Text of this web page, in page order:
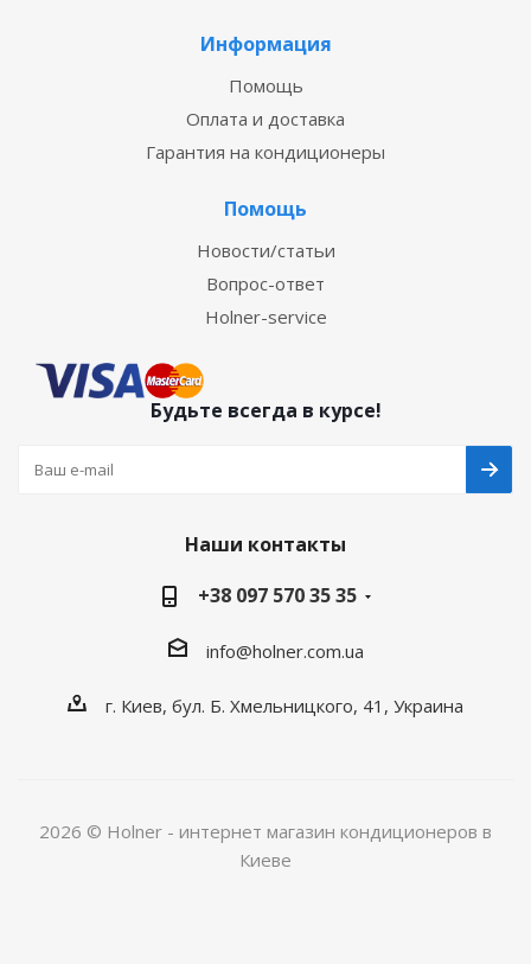
Информация
Помощь
Оплата и доставка
Гарантия на кондиционеры
Помощь
Новости/статьи
Вопрос-ответ
Holner-service
Будьте всегда в курсе!
Наши контакты
+38 097 570 35 35
info@holner.com.ua
г. Киев, бул. Б. Хмельницкого, 41, Украина
2026 © Holner - интернет магазин кондиционеров в
Киеве